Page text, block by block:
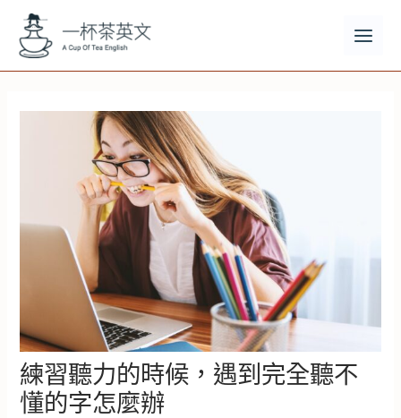
練習聽力的時候，遇到完全聽不
懂的字怎麼辦